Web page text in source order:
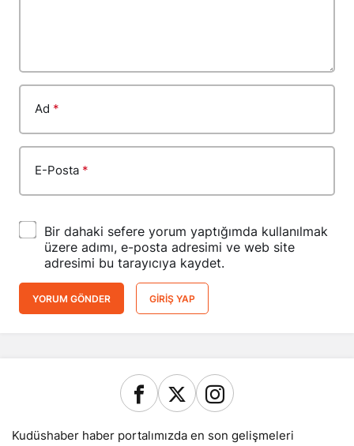
Ad *
E-Posta *
Bir dahaki sefere yorum yaptığımda kullanılmak
üzere adımı, e-posta adresimi ve web site
adresimi bu tarayıcıya kaydet.
YORUM GÖNDER GIRIŞ YAP
Kudüshaber haber portalımızda en son gelişmeleri